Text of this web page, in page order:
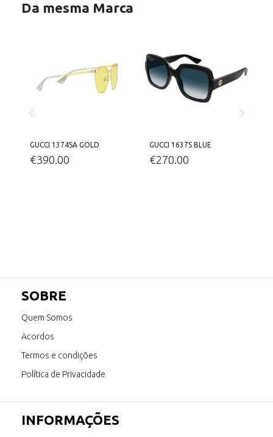
Da mesma Marca
GUCCI 1374SA GOLD
€390.00
GUCCI 1637S BLUE
€270.00
SOBRE
Quem Somos
Acordos
Termos e condições
Política de Privacidade
INFORMAÇÕES